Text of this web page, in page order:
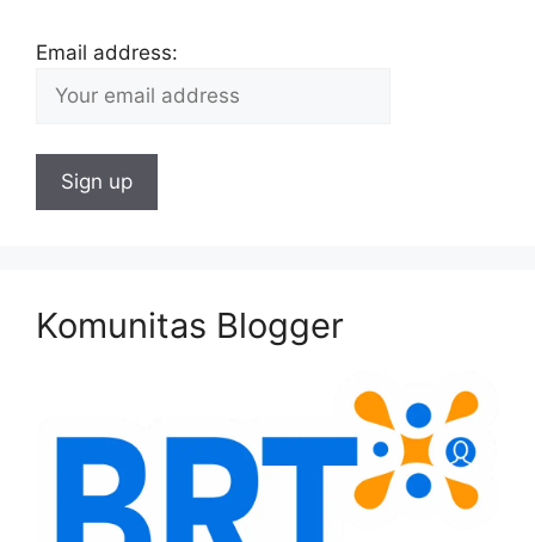
Email address:
Komunitas Blogger